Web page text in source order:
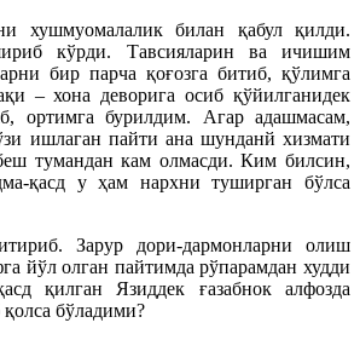
хушмуомалалик билан қабул қилди.
кўрди. Тавсияларин ва ичишим
бир парча қоғозга битиб, қўлимга
– хона деворига осиб қўйилганидек
ортимга бурилдим. Агар адашмасам,
ишлаган пайти ана шунданй хизмати
тумандан кам олмасди. Ким билсин,
қасд у ҳам нархни туширган бўлса
Зарур дори-дармонларни олиш
йўл олган пайтимда рўпарамдан худди
қилган Язиддек ғазабнок алфозда
бўладими?